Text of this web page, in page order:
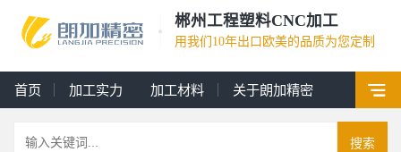
郴州工程塑料CNC加工
用我们10年出口欧美的品质为您定制
首页 加工实力 加工材料 关于朗加精密
搜索